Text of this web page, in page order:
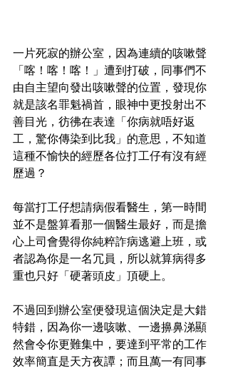
一片死寂的辦公室，因為連續的咳嗽聲
「喀！喀！喀！」遭到打破，同事們不
由自主望向發出咳嗽聲的位置，發現你
就是該名罪魁禍首，眼神中更投射出不
善目光，彷彿在表達「你病就唔好返
工，驚你傳染到比我」的意思，不知道
這種不愉快的經歷各位打工仔有沒有經
歷過？
每當打工仔想請病假看醫生，第一時間
並不是盤算看那一個醫生最好，而是擔
心上司會覺得你純粹詐病逃避上班，或
者認為你是一名冗員，所以就算病得多
重也只好「硬著頭皮」頂硬上。
不過回到辦公室便發現這個決定是大錯
特錯，因為你一邊咳嗽、一邊擤鼻涕顯
然會令你更難集中，要達到平常的工作
效率簡直是天方夜譚；而且萬一有同事